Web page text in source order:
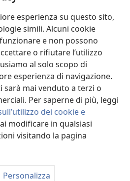
esperienza su questo sito,
simili. Alcuni cookie
e non possono
o rifiutare l’utilizzo
al solo scopo di
esperienza di navigazione.
sarà mai venduto a terzi o
Per saperne di più, leggi
dei cookie e
modificare in qualsiasi
visitando la pagina
Personalizza
Isacco. c I figli di Isacco
e
Èlifaz, Reuèl, Ieùs, Ialàm
Tèman, g Omar, Zefo,
e Àmalec.
Nàat, Zera, Samma e
Lotàn, Sobàl, Zibeòn,
k
Ori e Omàm. La sorella
Alvàn, Manàat, Èbal,